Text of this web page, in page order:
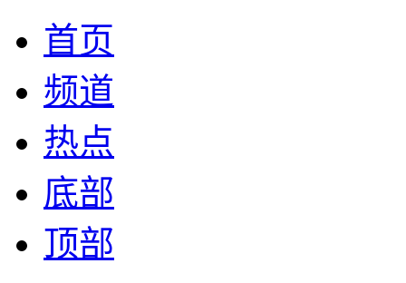
首页
频道
热点
底部
顶部